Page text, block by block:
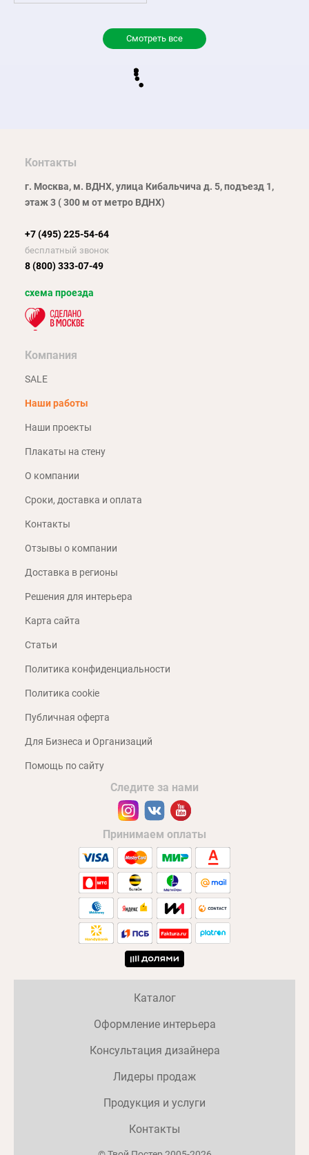
Смотреть все
Контакты
г. Москва, м. ВДНХ, улица Кибальчича д. 5, подъезд 1,
этаж 3 ( 300 м от метро ВДНХ)
+7 (495) 225-54-64
бесплатный звонок
8 (800) 333-07-49
схема проезда
Компания
SALE
Наши работы
Наши проекты
Плакаты на стену
О компании
Сроки, доставка и оплата
Контакты
Отзывы о компании
Доставка в регионы
Решения для интерьера
Карта сайта
Статьи
Политика конфиденциальности
Политика cookie
Публичная оферта
Для Бизнеса и Организаций
Помощь по сайту
Следите за нами
Принимаем оплаты
Каталог
Оформление интерьера
Консультация дизайнера
Лидеры продаж
Продукция и услуги
Контакты